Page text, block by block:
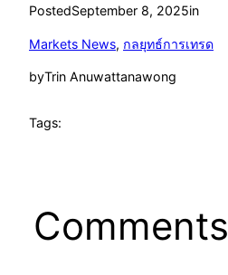
PostedSeptember 8, 2025in
Markets News, กลยุทธ์การเทรด
byTrin Anuwattanawong
Tags:
Comments